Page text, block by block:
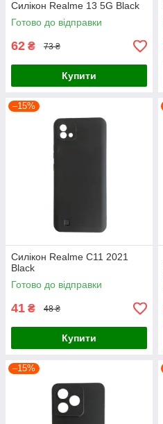
Силікон Realme 13 5G Black
Готово до відправки
62 ₴ 73 ₴
Купити
–15%
Силікон Realme C11 2021
Black
Готово до відправки
41 ₴ 48 ₴
Купити
–15%